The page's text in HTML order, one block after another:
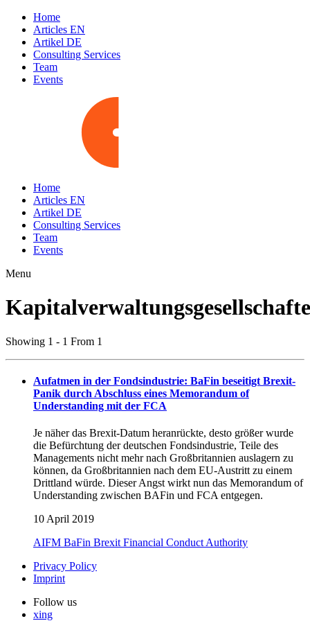
Home
Articles EN
Artikel DE
Consulting Services
Team
Events
Home
Articles EN
Artikel DE
Consulting Services
Team
Events
Menu
Showing 1 - 1 From 1
Aufatmen in der Fondsindustrie: BaFin beseitigt Brexit-
Panik durch Abschluss eines Memorandum of
Understanding mit der FCA
Je näher das Brexit-Datum heranrückte, desto größer wurde
die Befürchtung der deutschen Fondsindustrie, Teile des
Managements nicht mehr nach Großbritannien auslagern zu
können, da Großbritannien nach dem EU-Austritt zu einem
Drittland würde. Dieser Angst wirkt nun das Memorandum of
Understanding zwischen BAFin und FCA entgegen.
10 April 2019
AIFM BaFin Brexit Financial Conduct Authority
Privacy Policy
Imprint
Follow us
xing